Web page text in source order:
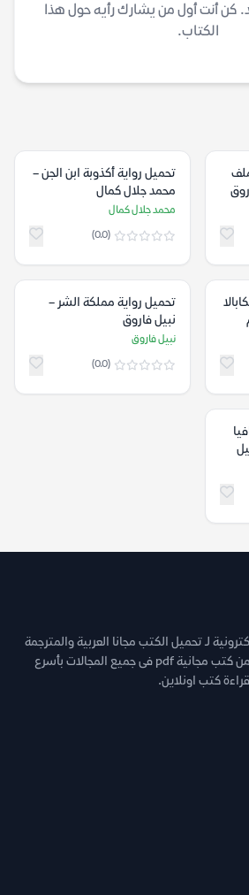
كن أنت أول من يشارك رأيه حول هذا
الكتاب.
تحميل رواية أكذوبة ابن الجن –
محمد جلال كمال
محمد جلال كمال
(0.0)
تحميل رواية مملكة الشر –
نبيل فاروق
نبيل فاروق
(0.0)
– نبيل
لـ تحميل الكتب مجانا العربية والمترجمة
والروايات والقصص وغيرها من كتب مجانية pdf فى جميع المجالات بأسرع
كتب اونلاين.